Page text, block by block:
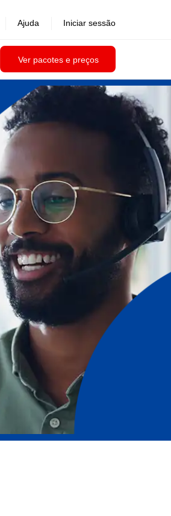
Ver pacotes e preços
Ajuda Iniciar sessão